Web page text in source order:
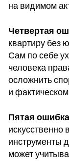
на видимом
Четвертая
квартиру без
Сам по себе
человека
осложнить
и
Пятая ошибка
искусственно
инструменты
может